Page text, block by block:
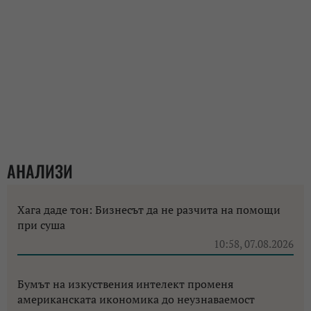
АНАЛИЗИ
Хага даде тон: Бизнесът да не разчита на помощи
при суша
10:58, 07.08.2026
Бумът на изкуствения интелект променя
американската икономика до неузнаваемост